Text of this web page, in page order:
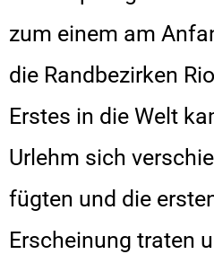
zum einem am
die Randbezirken
Erstes in die Welt
Urlehm sich
fügten und die
Erscheinung traten